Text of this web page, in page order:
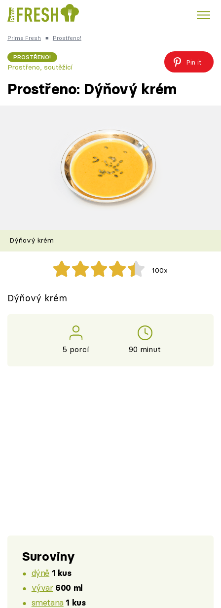
Česká kuchyně
Škola vaření
Recepty z TV
Speciál: Cuketa
Těhotnej kuchař
Sledujte prima+
Prima Fresh ■ Prostřeno!
PROSTŘENO!
Prostřeno, soutěžící
Pin it
Prostřeno: Dýňový krém
Dýňový krém
100x
Dýňový krém
5 porcí 90 minut
Suroviny
dýně 1 kus
vývar 600 ml
smetana 1 kus